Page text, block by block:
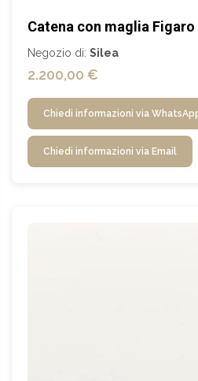
Catena con maglia Figaro
Negozio di: Silea
2.200,00 €
Chiedi informazioni via
Chiedi informazioni via Email